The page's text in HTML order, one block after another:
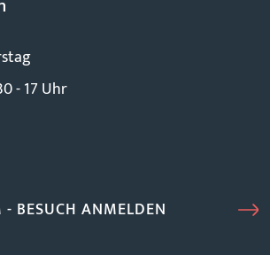
- 17 Uhr
BESUCH ANMELDEN